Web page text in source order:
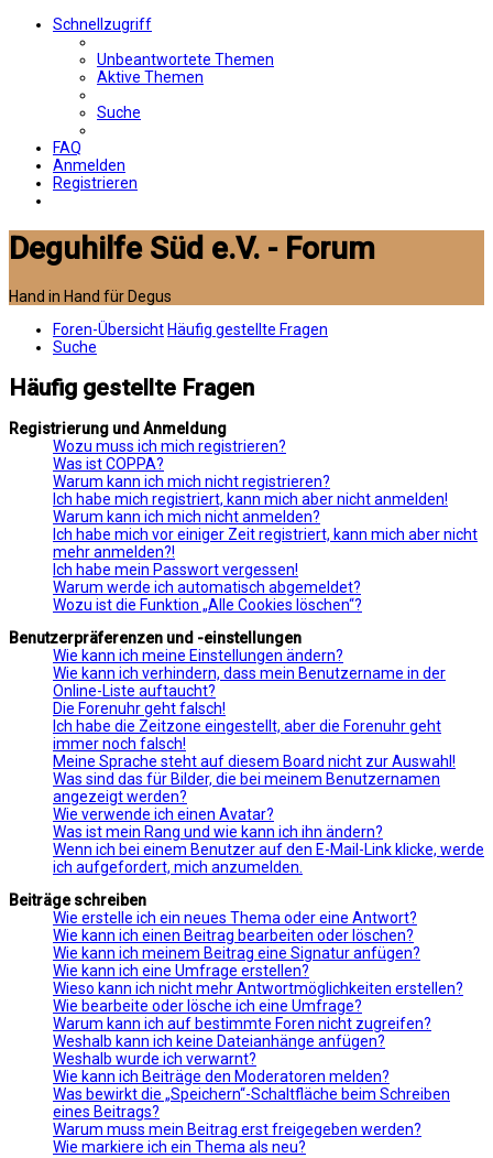
Schnellzugriff
Unbeantwortete Themen
Aktive Themen
Suche
FAQ
Anmelden
Registrieren
Deguhilfe Süd e.V. - Forum
Hand in Hand für Degus
Foren-ÜbersichtHäufig gestellte Fragen
Suche
Häufig gestellte Fragen
Registrierung und Anmeldung
Wozu muss ich mich registrieren?
Was ist COPPA?
Warum kann ich mich nicht registrieren?
Ich habe mich registriert, kann mich aber nicht anmelden!
Warum kann ich mich nicht anmelden?
Ich habe mich vor einiger Zeit registriert, kann mich aber nicht
mehr anmelden?!
Ich habe mein Passwort vergessen!
Warum werde ich automatisch abgemeldet?
Wozu ist die Funktion „Alle Cookies löschen“?
Benutzerpräferenzen und -einstellungen
Wie kann ich meine Einstellungen ändern?
Wie kann ich verhindern, dass mein Benutzername in der
Online-Liste auftaucht?
Die Forenuhr geht falsch!
Ich habe die Zeitzone eingestellt, aber die Forenuhr geht
immer noch falsch!
Meine Sprache steht auf diesem Board nicht zur Auswahl!
Was sind das für Bilder, die bei meinem Benutzernamen
angezeigt werden?
Wie verwende ich einen Avatar?
Was ist mein Rang und wie kann ich ihn ändern?
Wenn ich bei einem Benutzer auf den E-Mail-Link klicke, werde
ich aufgefordert, mich anzumelden.
Beiträge schreiben
Wie erstelle ich ein neues Thema oder eine Antwort?
Wie kann ich einen Beitrag bearbeiten oder löschen?
Wie kann ich meinem Beitrag eine Signatur anfügen?
Wie kann ich eine Umfrage erstellen?
Wieso kann ich nicht mehr Antwortmöglichkeiten erstellen?
Wie bearbeite oder lösche ich eine Umfrage?
Warum kann ich auf bestimmte Foren nicht zugreifen?
Weshalb kann ich keine Dateianhänge anfügen?
Weshalb wurde ich verwarnt?
Wie kann ich Beiträge den Moderatoren melden?
Was bewirkt die „Speichern“-Schaltfläche beim Schreiben
eines Beitrags?
Warum muss mein Beitrag erst freigegeben werden?
Wie markiere ich ein Thema als neu?